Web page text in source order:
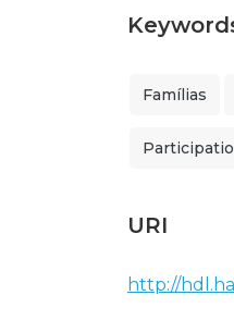
Famílias
URI
http://